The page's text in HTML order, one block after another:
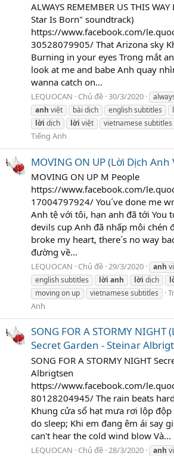
ALWAYS REMEMBER US THIS
Star Is Born" soundtrack)
https://www.facebook.com/
30528079905/ That Arizona sky
Burning in your eyes Trong mắt
look at me and babe Anh quay
wanna catch on...
LEQUOCAN Chủ đề 30/3/2020
anh việt bài dịch english subtitles
lời dịch lời việt vietnamese subtitles
Tiếng Anh
MOVING ON UP (Lời Dịch Anh
MOVING ON UP M People
https://www.facebook.com/
17004797924/ You´ve done me
Anh tệ với tôi, hạn anh đã tới You
devils cup Anh đã nhấp môi chén
broke my heart, there´s no way
đường về...
LEQUOCAN Chủ đề 29/3/2020 anh
english subtitles
lời anh lời dịch
moving on up
vietnamese subtitles
Anh
SONG FOR A STORMY
Secret Garden - Steinar
SONG FOR A STORMY NIGHT
Albrigtsen
https://www.facebook.com/
80128204945/ The rain beats
Khung cửa sổ hạt mưa rơi lộp
do sleep; Khi em đang êm ái say
can't hear the cold wind blow Và...
LEQUOCAN Chủ đề 28/3/2020 anh